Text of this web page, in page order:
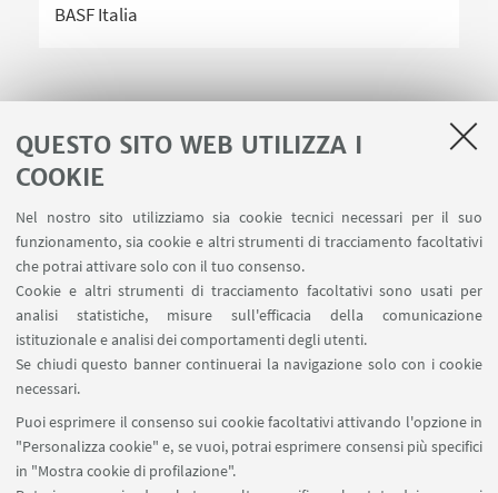
QUESTO SITO WEB UTILIZZA I
COOKIE
Nel nostro sito utilizziamo sia cookie tecnici necessari per il suo
funzionamento, sia cookie e altri strumenti di tracciamento facoltativi
che potrai attivare solo con il tuo consenso.
Cookie e altri strumenti di tracciamento facoltativi sono usati per
analisi statistiche, misure sull'efficacia della comunicazione
istituzionale e analisi dei comportamenti degli utenti.
Se chiudi questo banner continuerai la navigazione solo con i cookie
necessari.
Puoi esprimere il consenso sui cookie facoltativi attivando l'opzione in
"Personalizza cookie" e, se vuoi, potrai esprimere consensi più specifici
in "Mostra cookie di profilazione".
BASF Italia
Area riservata
Contatti
SEGUI IL DIPARTIMENTO SU:
SEGUI UNIBO SU: